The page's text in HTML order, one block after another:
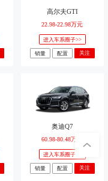
高尔夫GTI
22.98-22.98万元
进入车系圈子>>
销量 配置 关注
奥迪Q7
60.98-80.48万元
进入车系圈子>>
销量 配置 关注